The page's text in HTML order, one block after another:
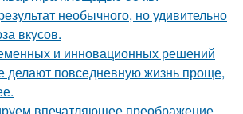
необычного, но удивительно
вкусов.
и инновационных решений
делают повседневную жизнь проще,